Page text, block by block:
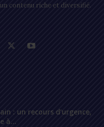
contenu riche et diversifié.
: un recours d’urgence,
à...